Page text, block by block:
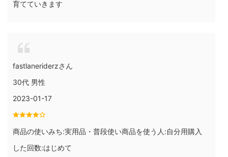
育てていきます
fastlaneriderzさん
30代 男性
2023-01-17
商品の使いみち:実用品・普段使い商品を使う人:自分用購入
した回数:はじめて